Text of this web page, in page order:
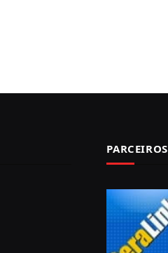
PARCEIROS